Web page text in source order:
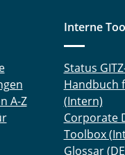
A-Z
Interne
Status
Handbuch
(Intern)
Corporate
Toolbox
Glossar